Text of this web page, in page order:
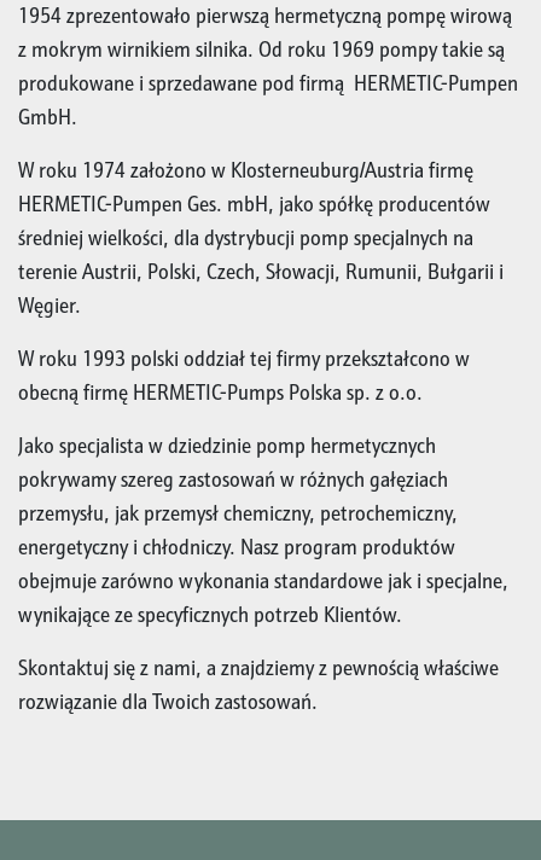
1954 zprezentowało pierwszą hermetyczną pompę wirową
z mokrym wirnikiem silnika. Od roku 1969 pompy takie są
produkowane i sprzedawane pod firmą HERMETIC-Pumpen
GmbH.
W roku 1974 założono w Klosterneuburg/Austria firmę
HERMETIC-Pumpen Ges. mbH, jako spółkę producentów
średniej wielkości, dla dystrybucji pomp specjalnych na
terenie Austrii, Polski, Czech, Słowacji, Rumunii, Bułgarii i
Węgier.
W roku 1993 polski oddział tej firmy przekształcono w
obecną firmę HERMETIC-Pumps Polska sp. z o.o.
Jako specjalista w dziedzinie pomp hermetycznych
pokrywamy szereg zastosowań w różnych gałęziach
przemysłu, jak przemysł chemiczny, petrochemiczny,
energetyczny i chłodniczy. Nasz program produktów
obejmuje zarówno wykonania standardowe jak i specjalne,
wynikające ze specyficznych potrzeb Klientów.
Skontaktuj się z nami, a znajdziemy z pewnością właściwe
rozwiązanie dla Twoich zastosowań.